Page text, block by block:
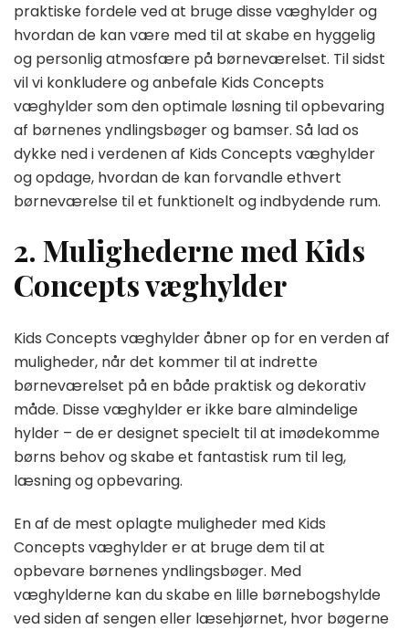
praktiske fordele ved at bruge disse væghylder og
hvordan de kan være med til at skabe en hyggelig
og personlig atmosfære på børneværelset. Til sidst
vil vi konkludere og anbefale Kids Concepts
væghylder som den optimale løsning til opbevaring
af børnenes yndlingsbøger og bamser. Så lad os
dykke ned i verdenen af Kids Concepts væghylder
og opdage, hvordan de kan forvandle ethvert
børneværelse til et funktionelt og indbydende rum.
2. Mulighederne med Kids
Concepts væghylder
Kids Concepts væghylder åbner op for en verden af
muligheder, når det kommer til at indrette
børneværelset på en både praktisk og dekorativ
måde. Disse væghylder er ikke bare almindelige
hylder – de er designet specielt til at imødekomme
børns behov og skabe et fantastisk rum til leg,
læsning og opbevaring.
En af de mest oplagte muligheder med Kids
Concepts væghylder er at bruge dem til at
opbevare børnenes yndlingsbøger. Med
væghylderne kan du skabe en lille børnebogshylde
ved siden af sengen eller læsehjørnet, hvor bøgerne